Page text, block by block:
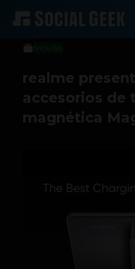
Social Geek
3 de agosto
realme
accesorios de
magnética